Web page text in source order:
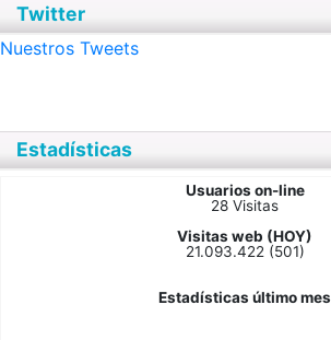
Twitter
Nuestros Tweets
Estadísticas
Usuarios on-line
28 Visitas
Visitas web (HOY)
21.093.422 (501)
Estadísticas último mes